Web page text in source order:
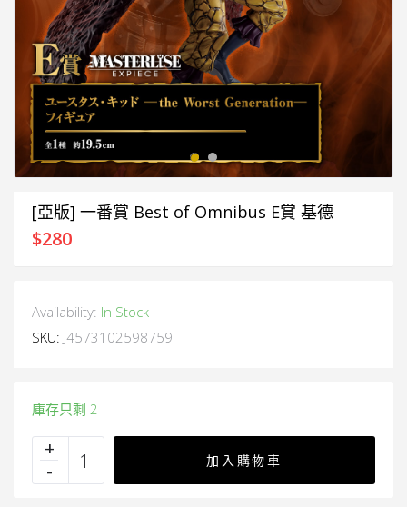
[亞版] 一番賞 Best of Omnibus E賞 基德
$280
Availability: In Stock
SKU: J4573102598759
庫存只剩 2
加入購物車